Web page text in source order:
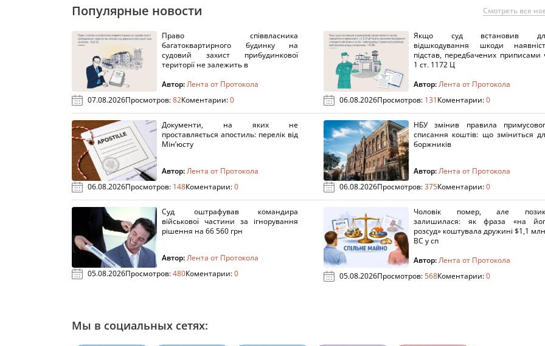
Популярные новости Смотреть все
Право співвласника
багатоквартирного будинку на
судовий захист прибудинкової
території не залежить в
Автор:Лента от Протокола
07.08.2026Просмотров:82Коментарии:0
Якщо суд встановив
відшкодування шкоди
підстав, передбачених приписами
1 ст. 1172 Ц
Автор:Лента от Протокола
06.08.2026Просмотров: 131Коментарии:0
Документи, на яких не
проставляється апостиль: перелік від
Мін’юсту
Автор:Лента от Протокола
06.08.2026Просмотров: 148Коментарии:0
НБУ змінив правила
списання коштів: що зміниться
боржників
Автор:Лента от Протокола
06.08.2026Просмотров:375Коментарии:0
Суд оштрафував командира
військової частини за ігнорування
рішення на 66 560 грн
Автор:Лента от Протокола
05.08.2026Просмотров:480Коментарии:0
Чоловік помер, але
залишилася: як фраза «на
розсуд» коштувала дружині $1,1
ВС у сп
Автор:Лента от Протокола
05.08.2026Просмотров:568Коментарии:0
Мы в социальных сетях: